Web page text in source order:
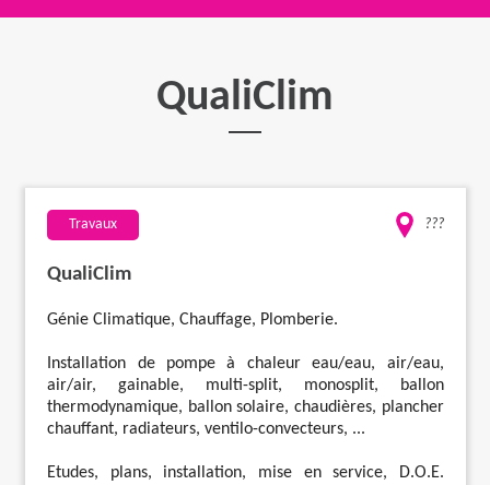
Shopping
Travaux
Santé
Plus
QualiClim
Travaux ???
QualiClim
Génie Climatique, Chauffage, Plomberie.
Installation de pompe à chaleur eau/eau, air/eau,
air/air, gainable, multi-split, monosplit, ballon
thermodynamique, ballon solaire, chaudières, plancher
chauffant, radiateurs, ventilo-convecteurs, ...
Etudes, plans, installation, mise en service, D.O.E.